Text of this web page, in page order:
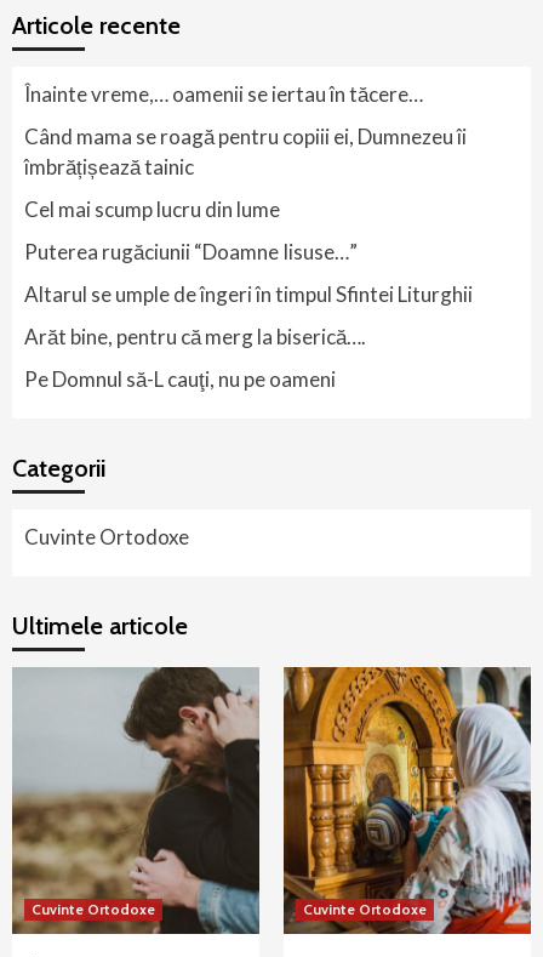
Articole recente
Înainte vreme,… oamenii se iertau în tăcere…
Când mama se roagă pentru copiii ei, Dumnezeu îi
îmbrățișează tainic
Cel mai scump lucru din lume
Puterea rugăciunii “Doamne Iisuse…”
Altarul se umple de îngeri în timpul Sfintei Liturghii
Arăt bine, pentru că merg la biserică….
Pe Domnul să-L cauţi, nu pe oameni
Categorii
Cuvinte Ortodoxe
Ultimele articole
Cuvinte Ortodoxe Cuvinte Ortodoxe